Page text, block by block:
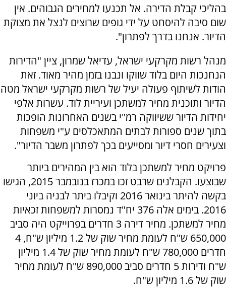
בהליכי קבלת הדירה. אל תכנעו למחירים הגבוהים. אין
שום סיבה להיסחט על ידי גופים שרוצים לנצל את מצוקת
הדיור. אנחנו בדרך לפתרון".
מנהל רשות מקרקעי ישראל, עדיאל שמרון, ציין "הדירות
הנחנכות היום בלוד שווקו ונבנו בזמן מהיר מאוד. זאת
הודות לשיתוף פעולה יעיל של רשות מקרקעי ישראל מטה
הדיור ותוכנית מחיר למשתכן ועיריית לוד. עשרות אלפי
יחידות הדיור ששיווקה רמ"י בשנים האחרונות הופכות
בתוך שנים ספורות לבתים המתאכלסים ע"י משפחות
וצעירים חסרי דיור ומסייעים בכך לפתרון משבר הדיור".
פרויקט מחיר למשתכן בלוד הוא בין המהירים ביותר
שבוצעו. הקבלנים שרבט זכו במכרז בנובמבר 2015, הגישו
בקשה להיתר בינואר 2016 וקיבלו ביתר לבניה ביוני
2016. בימים אלה 376 יח"ד נמסרות למשפחות זכאיות
מחיר למשתכן. מחיר דירה 3 חדרים בפרוייקט היה סביב
650,000 ש"ח לעומת מחיר שוק של 1.2 מיליון ש"ח, 4
חדרים 780,000 ש"ח לעומת מחיר שוק של 1.4 מיליון
ש"ח ודירות 5 חדרים סביב 890,000 ש"ח לעומת מחיר
שוק של 1.6 מיליון ש"ח.